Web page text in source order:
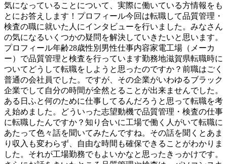
気になっていることについて、実際に働いている方情報をも
とにお答えします！プロフィール今回は転職して品質管理・
検査の職に就いた人にインタビューを行いました。みなさん
の気になるいくつかの疑問を解決していきたいと思います。
プロフィール年齢28歳性別男性仕事内容家電工場（メーカ
ー）で品質管理と検査を行っています勤務地滋賀県転職時に
ついてどうして転職をしようと思ったのですか？前職はごく
普通の会社員でした。ですが、その企業がいわゆるブラック
企業でして自分の時間が全然とることが出来ませんでした。
ある日ふと何のために仕事してるんだろうと思って転職を考
え始めました。どういった志望動機で品質管理・検査の仕事
に転職したんですか？知り合いに工場で働く人がいて転職に
あたって色々話を聞いてみたんですね。その話を聞くとあま
り収入も変わらず、自由な時間も確保できることがわかりま
した。それが工場勤務でもよいかなと思ったきっかけです。